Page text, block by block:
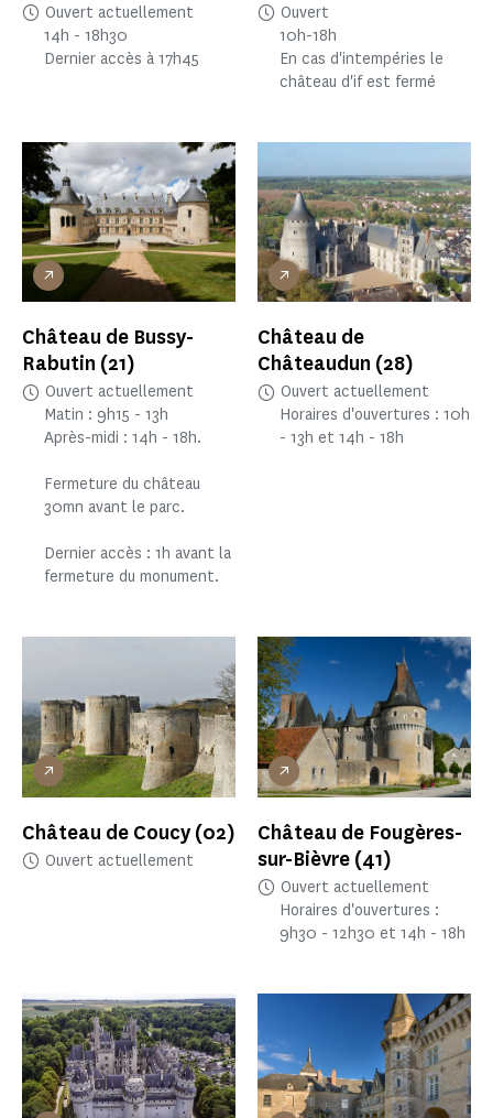
Ouvert actuellement
14h - 18h30
Dernier accès à 17h45
Ouvert
10h-18h
En cas d'intempéries le
château d'if est fermé
Château de Bussy-
Rabutin (21)
Ouvert actuellement
Matin : 9h15 - 13h
Après-midi : 14h - 18h.
Fermeture du château
30mn avant le parc.
Dernier accès : 1h avant la
fermeture du monument.
Château de
Châteaudun (28)
Ouvert actuellement
Horaires d'ouvertures : 10h
- 13h et 14h - 18h
Château de Coucy(02)
Ouvert actuellement
Château de Fougères-
sur-Bièvre (41)
Ouvert actuellement
Horaires d'ouvertures :
9h30 - 12h30 et 14h - 18h